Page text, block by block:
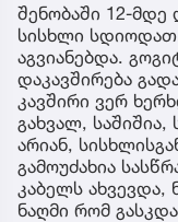
შენობაში 12-მდე
სისხლი
აგვიანებდა.
დაკავშირება
კავშირი ვერ
გახვალ,
არიან,
გამოუძახია
კაბელს ახვევდა,
ნაღმი რომ